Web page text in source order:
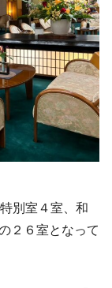
別室４室、和
２６室となって